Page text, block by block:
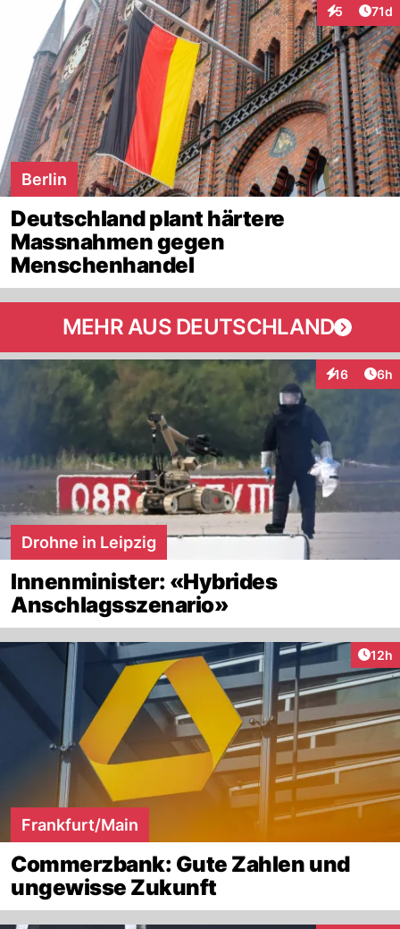
5 71d
Berlin
Deutschland plant härtere
Massnahmen gegen
Menschenhandel
MEHR AUS DEUTSCHLAND
16
Interaktionen
6h
Drohne in Leipzig
Innenminister: «Hybrides
Anschlagsszenario»
12h
Frankfurt/Main
Commerzbank: Gute Zahlen und
ungewisse Zukunft